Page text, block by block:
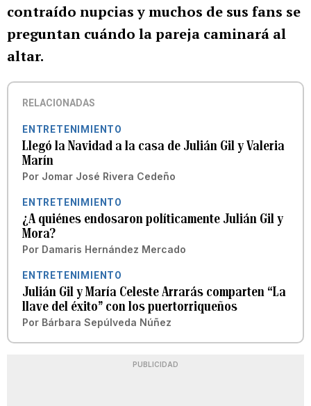
contraído nupcias y muchos de sus fans se
preguntan cuándo la pareja caminará al
altar.
RELACIONADAS
ENTRETENIMIENTO
Llegó la Navidad a la casa de Julián Gil y Valeria
Marín
Por Jomar José Rivera Cedeño
ENTRETENIMIENTO
¿A quiénes endosaron políticamente Julián Gil y
Mora?
Por Damaris Hernández Mercado
ENTRETENIMIENTO
Julián Gil y María Celeste Arrarás comparten “La
llave del éxito” con los puertorriqueños
Por Bárbara Sepúlveda Núñez
PUBLICIDAD